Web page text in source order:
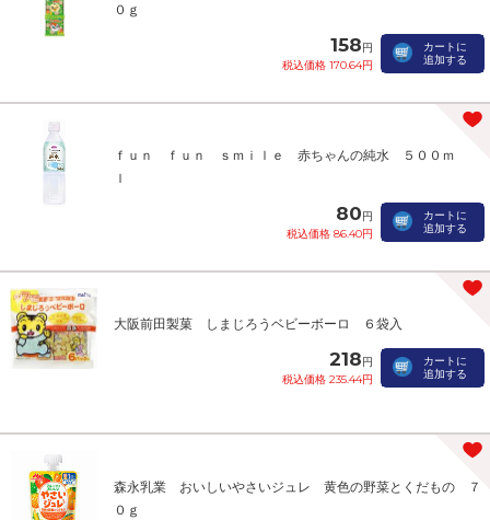
０ｇ
158円
税込価格 170.64円
カートに
追加する
ｆｕｎ ｆｕｎ ｓｍｉｌｅ 赤ちゃんの純水 ５００ｍ
ｌ
80円
税込価格 86.40円
カートに
追加する
大阪前田製菓 しまじろうベビーボーロ ６袋入
218円
税込価格 235.44円
カートに
追加する
森永乳業 おいしいやさいジュレ 黄色の野菜とくだもの ７
０ｇ